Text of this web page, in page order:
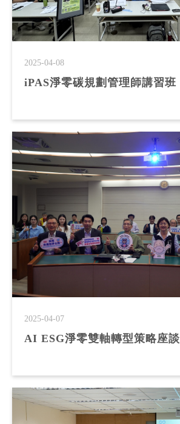
2025-04-08
iPAS淨零碳規劃管理師講習班
2025-04-07
AI ESG淨零雙軸轉型策略座談